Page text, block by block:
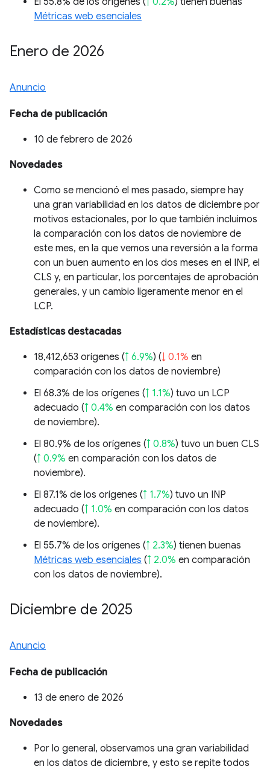
Métricas web esenciales
Enero de 2026
Anuncio
Fecha de publicación
10 de febrero de 2026
Novedades
Como se mencionó el mes pasado, siempre hay
una gran variabilidad en los datos de diciembre por
motivos estacionales, por lo que también incluimos
la comparación con los datos de noviembre de
este mes, en la que vemos una reversión a la forma
con un buen aumento en los dos meses en el INP, el
CLS y, en particular, los porcentajes de aprobación
generales, y un cambio ligeramente menor en el
LCP.
Estadísticas destacadas
18,412,653 orígenes (↑ 6.9%) (↓ 0.1% en
comparación con los datos de noviembre)
El 68.3% de los orígenes (↑ 1.1%) tuvo un LCP
adecuado (↑ 0.4% en comparación con los datos
de noviembre).
El 80.9% de los orígenes (↑ 0.8%) tuvo un buen CLS
(↑ 0.9% en comparación con los datos de
noviembre).
El 87.1% de los orígenes (↑ 1.7%) tuvo un INP
adecuado (↑ 1.0% en comparación con los datos
de noviembre).
El 55.7% de los orígenes (↑ 2.3%) tienen buenas
Métricas web esenciales (↑ 2.0% en comparación
con los datos de noviembre).
Diciembre de 2025
Anuncio
Fecha de publicación
13 de enero de 2026
Novedades
Por lo general, observamos una gran variabilidad
en los datos de diciembre, y esto se repite todos